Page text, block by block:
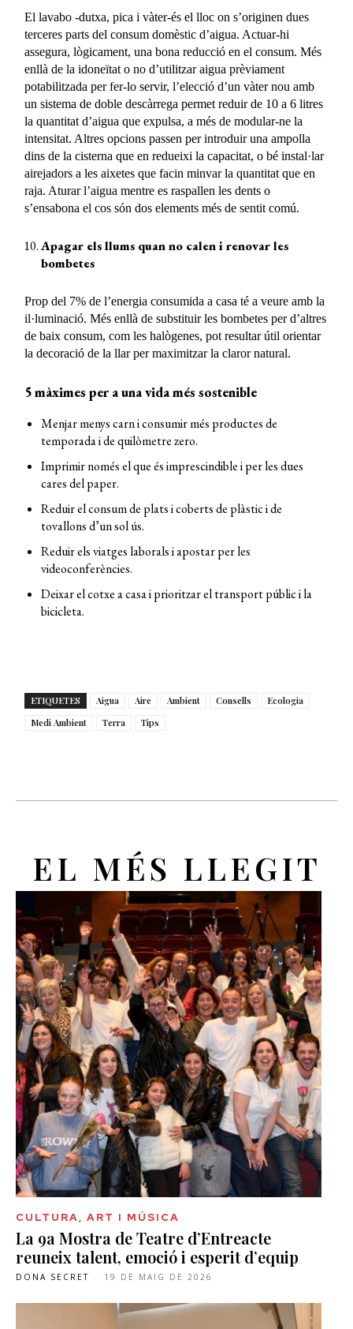
El lavabo -dutxa, pica i vàter-és el lloc on s’originen dues
terceres parts del consum domèstic d’aigua. Actuar-hi
assegura, lògicament, una bona reducció en el consum. Més
enllà de la idoneïtat o no d’utilitzar aigua prèviament
potabilitzada per fer-lo servir, l’elecció d’un vàter nou amb
un sistema de doble descàrrega permet reduir de 10 a 6 litres
la quantitat d’aigua que expulsa, a més de modular-ne la
intensitat. Altres opcions passen per introduir una ampolla
dins de la cisterna que en redueixi la capacitat, o bé instal·lar
airejadors a les aixetes que facin minvar la quantitat que en
raja. Aturar l’aigua mentre es raspallen les dents o
s’ensabona el cos són dos elements més de sentit comú.
Apagar els llums quan no calen i renovar les
bombetes
Prop del 7% de l’energia consumida a casa té a veure amb la
il·luminació. Més enllà de substituir les bombetes per d’altres
de baix consum, com les halògenes, pot resultar útil orientar
la decoració de la llar per maximitzar la claror natural.
5 màximes per a una vida més sostenible
Menjar menys carn i consumir més productes de
temporada i de quilòmetre zero.
Imprimir només el que és imprescindible i per les dues
cares del paper.
Reduir el consum de plats i coberts de plàstic i de
tovallons d’un sol ús.
Reduir els viatges laborals i apostar per les
videoconferències.
Deixar el cotxe a casa i prioritzar el transport públic i la
bicicleta.
ETIQUETES Aigua Aire Ambient Consells
Ecologia
Medi Ambient
Terra Tips
EL MÉS LLEGIT
CULTURA, ART I MÚSICA
La 9a Mostra de Teatre d’Entreacte
reuneix talent, emoció i esperit d’equip
DONA SECRET - 19 DE MAIG DE 2026